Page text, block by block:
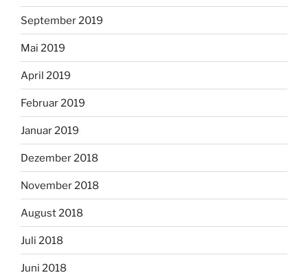
September 2019
Mai 2019
April 2019
Februar 2019
Januar 2019
Dezember 2018
November 2018
August 2018
Juli 2018
Juni 2018